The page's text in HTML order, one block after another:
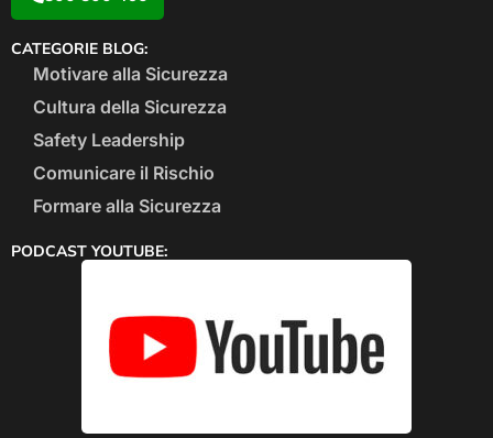
CATEGORIE BLOG:
Motivare alla Sicurezza
Cultura della Sicurezza
Safety Leadership
Comunicare il Rischio
Formare alla Sicurezza
PODCAST YOUTUBE: